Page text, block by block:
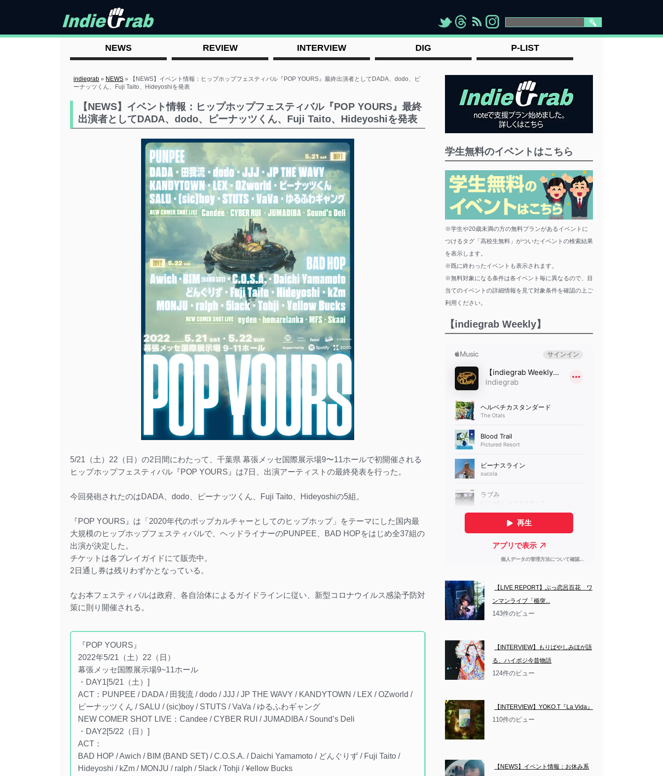
"> "> "> " >
NEWS REVIEW INTERVIEW DIG P-LIST
indiegrab » NEWS »
【NEWS】イベント情報：ヒップホップフェスティバル『POP YOURS』最終出演者としてDADA、dodo、ピ
ーナッツくん、Fuji Taito、Hideyoshiを発表
【NEWS】イベント情報：ヒップホップフェスティバル『POP YOURS』最終
出演者としてDADA、dodo、ピーナッツくん、Fuji Taito、Hideyoshiを発表
5/21（土）22（日）の2日間にわたって、千葉県 幕張メッセ国際展示場9〜11ホールで初開催される
ヒップホップフェスティバル『POP YOURS』は7日、出演アーティストの最終発表を行った。
今回発砲されたのはDADA、dodo、ピーナッツくん、Fuji Taito、Hideyoshiの5組。
『POP YOURS』は「2020年代のポップカルチャーとしてのヒップホップ」をテーマにした国内最
大規模のヒップホップフェスティバルで、ヘッドライナーのPUNPEE、BAD HOPをはじめ全37組の
出演が決定した。
チケットは各プレイガイドにて販売中。
2日通し券は残りわずかとなっている。
なお本フェスティバルは政府、各自治体によるガイドラインに従い、新型コロナウイルス感染予防対
策に則り開催される。
『POP YOURS』
2022年5/21（土）22（日）
幕張メッセ国際展示場9~11ホール
・DAY1[5/21（土）]
ACT：PUNPEE / DADA / 田我流 / dodo / JJJ / JP THE WAVY / KANDYTOWN / LEX / OZworld /
ピーナッツくん / SALU / (sic)boy / STUTS / VaVa / ゆるふわギャング
NEW COMER SHOT LIVE：Candee / CYBER RUI / JUMADIBA / Sound’s Deli
・DAY2[5/22（日）]
ACT：
BAD HOP / Awich / BIM (BAND SET) / C.O.S.A. / Daichi Yamamoto / どんぐりず / Fuji Taito /
Hideyoshi / kZm / MONJU / ralph / 5lack / Tohji / ¥ellow Bucks
学生無料のイベントはこちら
※学生や20歳未満の方の無料プランがあるイベントに
つけるタグ「高校生無料」がついたイベントの検索結果
を表示します。
※既に終わったイベントも表示されます。
※無料対象になる条件は各イベント毎に異なるので、目
当てのイベントの詳細情報を見て対象条件を確認の上ご
利用ください。
【indiegrab Weekly】
【LIVE REPORT】ぶっ恋呂百花　ワ
ンマンライブ「楯突...
143件のビュー
【INTERVIEW】もりばやしみほが語
る、ハイポジ今昔物語
124件のビュー
【INTERVIEW】YOKO.T『La Vida』
110件のビュー
【NEWS】イベント情報：お休み系